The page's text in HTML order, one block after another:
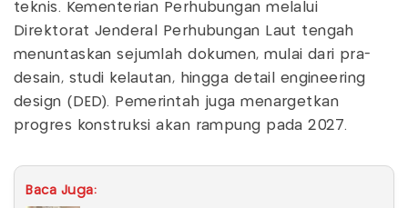
teknis. Kementerian Perhubungan melalui
Direktorat Jenderal Perhubungan Laut tengah
menuntaskan sejumlah dokumen, mulai dari pra-
desain, studi kelautan, hingga detail engineering
design (DED). Pemerintah juga menargetkan
progres konstruksi akan rampung pada 2027.
Baca Juga: